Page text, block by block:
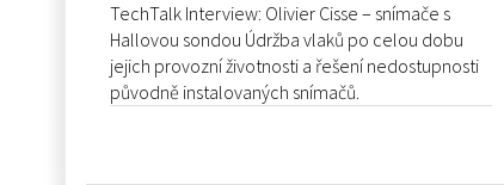
TechTalk Interview: Olivier Cisse – snímače s
Hallovou sondou Údržba vlaků po celou dobu
jejich provozní životnosti a řešení nedostupnosti
původně instalovaných snímačů.